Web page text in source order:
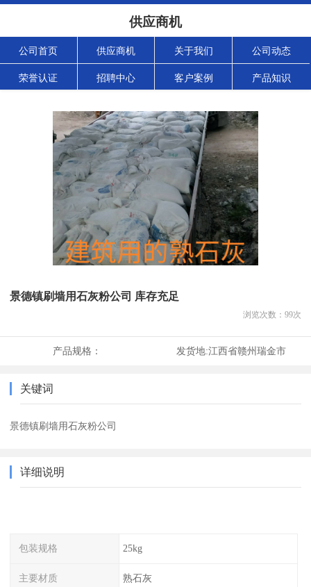
供应商机
公司首页 供应商机 关于我们 公司动态
荣誉认证 招聘中心 客户案例 产品知识
景德镇刷墙用石灰粉公司 库存充足
浏览次数： 99次
产品规格： 发货地:江西省赣州瑞金市
关键词
景德镇刷墙用石灰粉公司
详细说明
包装规格 25kg
主要材质 熟石灰